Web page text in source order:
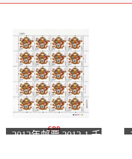
2012年邮票 2012-1 壬
680